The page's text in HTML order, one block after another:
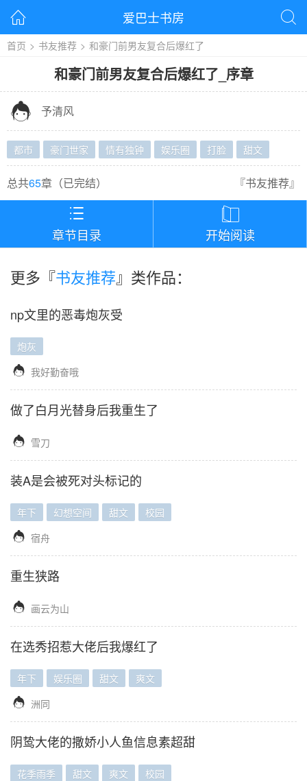
 爱巴士书房 
首页 > 书友推荐 > 和豪门前男友复合后爆红了
和豪门前男友复合后爆红了 序章
 予清风
都市 豪门世家 情有独钟 娱乐圈 打脸 甜文
总共65章（已完结） 『书友推荐』

章节目录

开始阅读
更多『书友推荐』类作品：
np文里的恶毒炮灰受
炮灰
 我好勤奋哦
做了白月光替身后我重生了
 雪刀
装A是会被死对头标记的
年下 幻想空间 甜文 校园
 宿舟
重生狭路
 画云为山
在选秀招惹大佬后我爆红了
年下 娱乐圈 甜文 爽文
 洲同
阴鸷大佬的撒娇小人鱼信息素超甜
花季雨季 甜文 爽文 校园